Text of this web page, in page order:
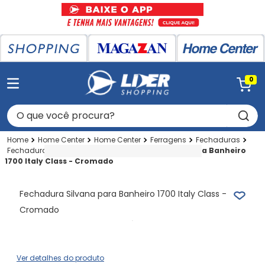
0
O que você procura?
Home Center Home Center Ferragens
Fechaduras
Fechadura Convencional
Fechadura Silvana para Banheiro
1700 Italy Class - Cromado
Fechadura Silvana para Banheiro 1700 Italy Class -
Cromado
Ver detalhes do produto